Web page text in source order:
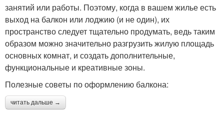
занятий или работы. Поэтому, когда в вашем жилье есть
выход на балкон или лоджию (и не один), их
пространство следует тщательно продумать, ведь таким
образом можно значительно разгрузить жилую площадь
основных комнат, и создать дополнительные,
функциональные и креативные зоны.
Полезные советы по оформлению балкона:
читать дальше →